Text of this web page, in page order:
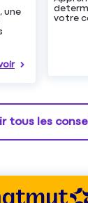
une
votre
tous les